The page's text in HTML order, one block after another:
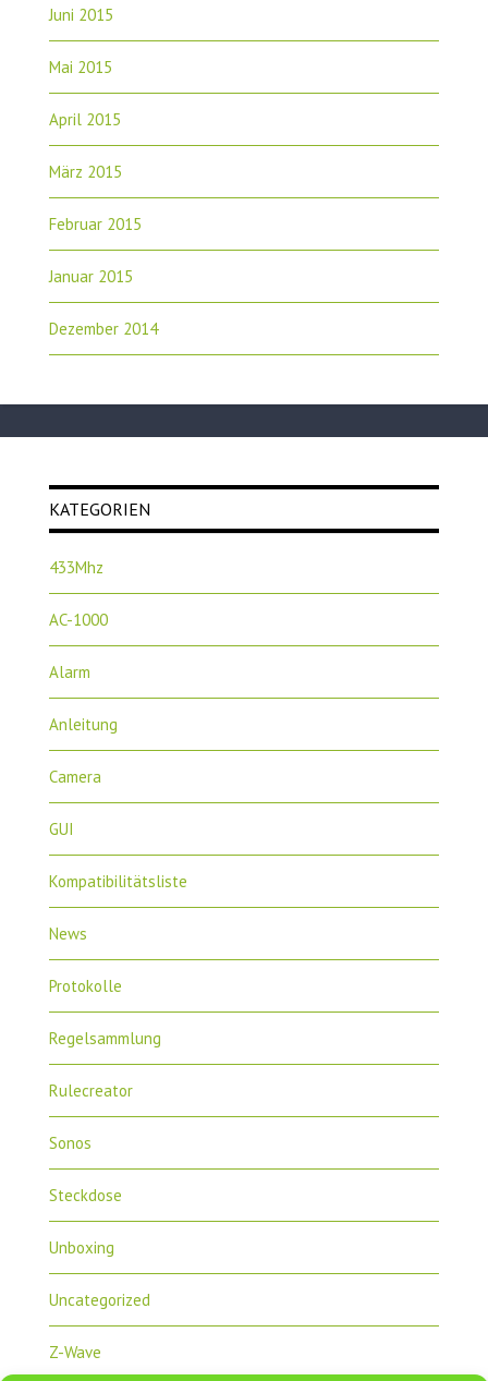
Juni 2015
Mai 2015
April 2015
März 2015
Februar 2015
Januar 2015
Dezember 2014
KATEGORIEN
433Mhz
AC-1000
Alarm
Anleitung
Camera
GUI
Kompatibilitätsliste
News
Protokolle
Regelsammlung
Rulecreator
Sonos
Steckdose
Unboxing
Uncategorized
Z-Wave